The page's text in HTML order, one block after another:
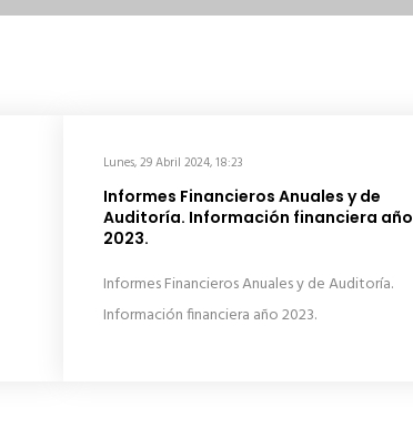
Lunes, 29 Abril 2024, 18:23
Informes Financieros Anuales y de
Auditoría. Información financiera año
2023.
Informes Financieros Anuales y de Auditoría.
Información financiera año 2023.